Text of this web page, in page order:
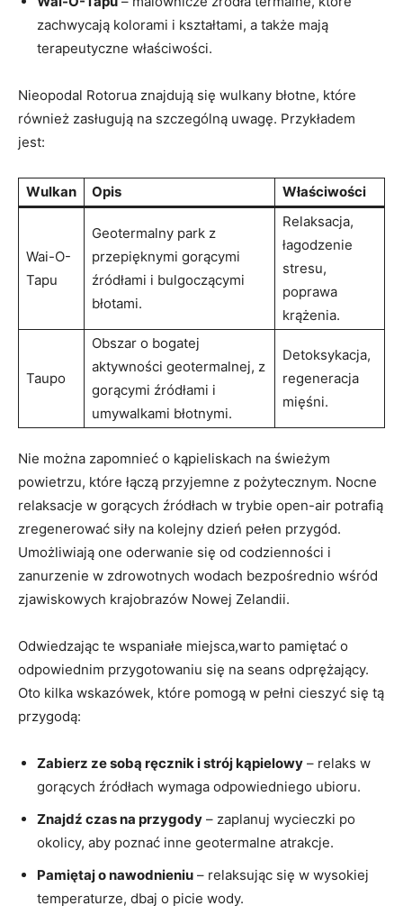
zachwycają kolorami i kształtami, a także mają
terapeutyczne właściwości.
Nieopodal Rotorua znajdują się wulkany błotne, które
również zasługują na szczególną uwagę. Przykładem
jest:
Wulkan Opis Właściwości
Wai-O-
Tapu
Geotermalny park z
przepięknymi gorącymi
źródłami i bulgoczącymi
błotami.
Relaksacja,
łagodzenie
stresu,
poprawa
krążenia.
Taupo
Obszar o bogatej
aktywności geotermalnej, z
gorącymi źródłami i
umywalkami błotnymi.
Detoksykacja,
regeneracja
mięśni.
Nie można zapomnieć o kąpieliskach na świeżym
powietrzu, które łączą przyjemne z pożytecznym. Nocne
relaksacje w gorących źródłach w trybie open-air potrafią
zregenerować siły na kolejny dzień pełen przygód.
Umożliwiają one oderwanie się od codzienności i
zanurzenie w zdrowotnych wodach bezpośrednio wśród
zjawiskowych krajobrazów Nowej Zelandii.
Odwiedzając te wspaniałe miejsca,warto pamiętać o
odpowiednim przygotowaniu się na seans odprężający.
Oto kilka wskazówek, które pomogą w pełni cieszyć się tą
przygodą:
Zabierz ze sobą ręcznik i strój kąpielowy – relaks w
gorących źródłach wymaga odpowiedniego ubioru.
Znajdź czas na przygody – zaplanuj wycieczki po
okolicy, aby poznać inne geotermalne atrakcje.
Pamiętaj o nawodnieniu – relaksując się w wysokiej
temperaturze, dbaj o picie wody.